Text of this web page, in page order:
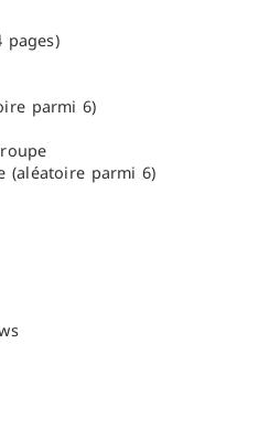
pages)
parmi 6)
(aléatoire parmi 6)